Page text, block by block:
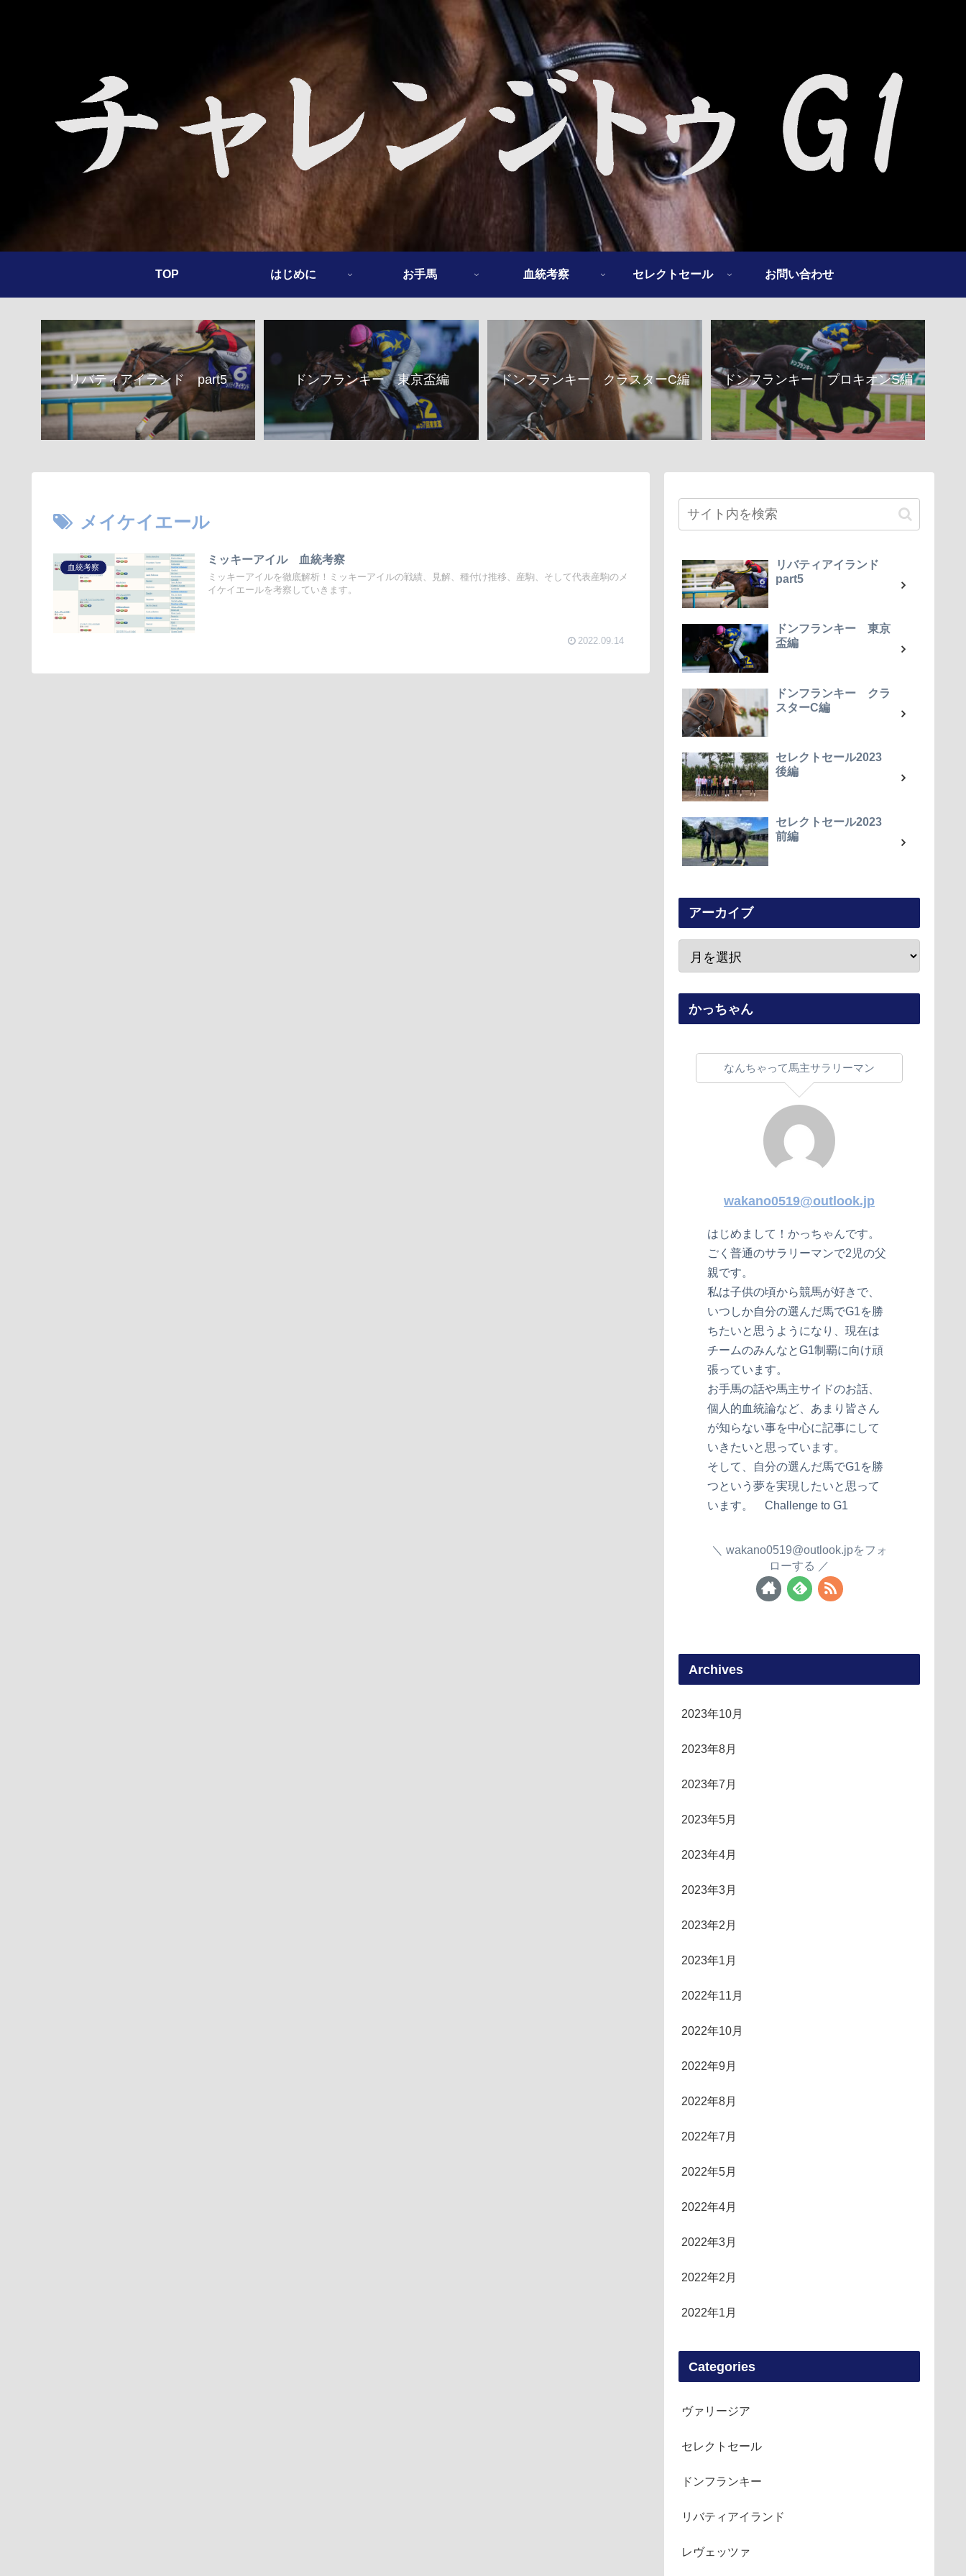
TOP はじめに お手馬 血統考察 セレクトセール お問い合わせ
リバティアイランド part5 ドンフランキー 東京盃編 ドンフランキー クラスターC編 ドンフランキー プロキオンS編
メイケイエール
血統考察
ミッキーアイル 血統考察
ミッキーアイルを徹底解析！ミッキーアイルの戦績、見解、種付け推移、産駒、そして代表産駒のメ
イケイエールを考察していきます。
2022.09.14
リバティアイランド
part5
ドンフランキー 東京
盃編
ドンフランキー クラ
スターC編
セレクトセール2023
後編
セレクトセール2023
前編
アーカイブ
かっちゃん
なんちゃって馬主サラリーマン
wakano0519@outlook.jp
はじめまして！かっちゃんです。
ごく普通のサラリーマンで2児の父
親です。
私は子供の頃から競馬が好きで、
いつしか自分の選んだ馬でG1を勝
ちたいと思うようになり、現在は
チームのみんなとG1制覇に向け頑
張っています。
お手馬の話や馬主サイドのお話、
個人的血統論など、あまり皆さん
が知らない事を中心に記事にして
いきたいと思っています。
そして、自分の選んだ馬でG1を勝
つという夢を実現したいと思って
います。 Challenge to G1
wakano0519@outlook.jpをフォ
ローする
Archives
2023年10月
2023年8月
2023年7月
2023年5月
2023年4月
2023年3月
2023年2月
2023年1月
2022年11月
2022年10月
2022年9月
2022年8月
2022年7月
2022年5月
2022年4月
2022年3月
2022年2月
2022年1月
Categories
ヴァリージア
セレクトセール
ドンフランキー
リバティアイランド
レヴェッツァ